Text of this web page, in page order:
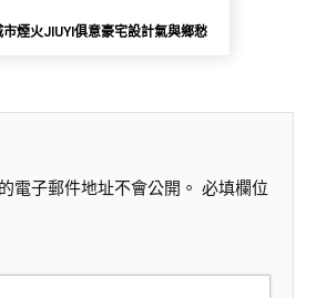
煙火JIUYI俱意豪宅設計氣與鄉愁
電子郵件地址不會公開。 必填欄位